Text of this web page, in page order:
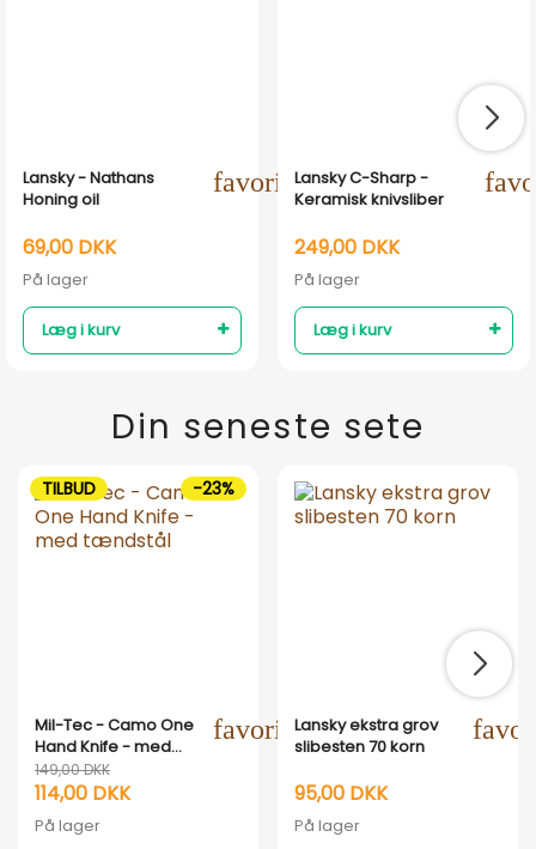
Lansky - Nathans
Honing oil
69,00 DKK
På lager
Læg i kurv
favorite_outline
Lansky C-Sharp -
Keramisk knivsliber
249,00 DKK
På lager
Læg i kurv
Din seneste sete
Mil-Tec - Camo One
Hand Knife - med
tændstål
149,00 DKK
114,00 DKK
På lager
favorite_outline
TILBUD -23%
Lansky ekstra grov
slibesten 70 korn
95,00 DKK
På lager